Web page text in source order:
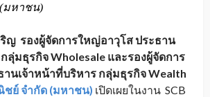
(มหาชน)
ริญ รองผู้จัดการใหญ่อาวุโส ประธาน
ลุ่มธุรกิจ Wholesale และรองผู้จัดการ
นเจ้าหน้าที่บริหาร กลุ่มธุรกิจ Wealth
ย์ จำกัด (มหาชน) เปิดเผยในงาน SCB